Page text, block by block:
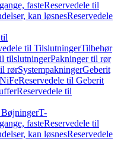
fasteReservedele til
kan løsnesReservedele
til TilslutningerTilbehør
tilslutningerPakninger til rør
rørSystempakningerGeberit
Reservedele til Geberit
Reservedele til
BøjningerT-
fasteReservedele til
kan løsnesReservedele